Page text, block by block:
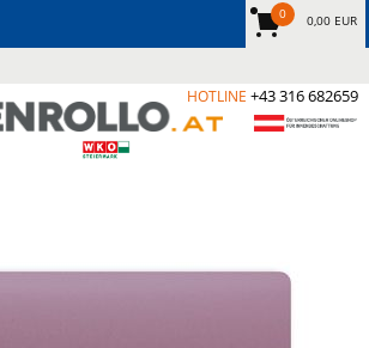
0 0,00 EUR
HOTLINE +43 316 682659